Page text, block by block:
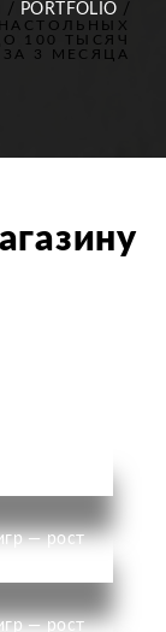
/ PORTFOLIO /
100 ТЫСЯЧ
3 МЕСЯЦА